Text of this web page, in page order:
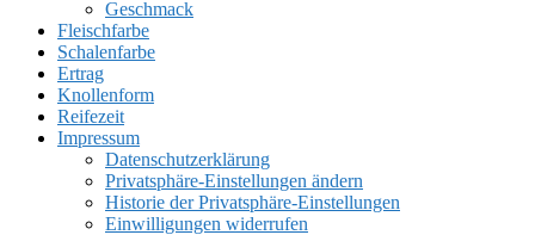
Geschmack
Fleischfarbe
Schalenfarbe
Ertrag
Knollenform
Reifezeit
Impressum
Datenschutzerklärung
Privatsphäre-Einstellungen ändern
Historie der Privatsphäre-Einstellungen
Einwilligungen widerrufen